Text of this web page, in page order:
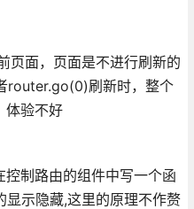
页面，页面是不进行刷新的
router.go(0)刷新时，整个
体验不好
制路由的组件中写一个函
示隐藏,这里的原理不作赘